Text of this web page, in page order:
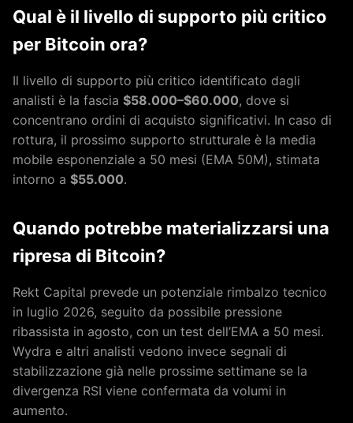
Qual è il livello di supporto più critico
per Bitcoin ora?
Il livello di supporto più critico identificato dagli
analisti è la fascia $58.000–$60.000, dove si
concentrano ordini di acquisto significativi. In caso di
rottura, il prossimo supporto strutturale è la media
mobile esponenziale a 50 mesi (EMA 50M), stimata
intorno a $55.000.
Quando potrebbe materializzarsi una
ripresa di Bitcoin?
Rekt Capital prevede un potenziale rimbalzo tecnico
in luglio 2026, seguito da possibile pressione
ribassista in agosto, con un test dell’EMA a 50 mesi.
Wydra e altri analisti vedono invece segnali di
stabilizzazione già nelle prossime settimane se la
divergenza RSI viene confermata da volumi in
aumento.